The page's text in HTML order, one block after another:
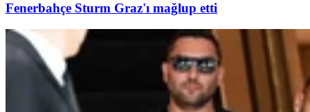
Fenerbahçe Sturm Graz'ı mağlup etti